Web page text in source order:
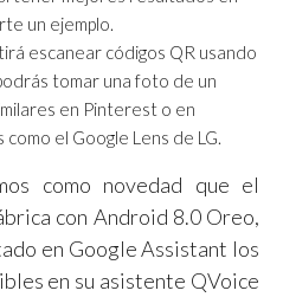
un ejemplo.
escanear códigos QR usando
tomar una foto de un
en Pinterest o en
como el Google Lens de LG.
como novedad que el
con Android 8.0 Oreo,
en Google Assistant los
en su asistente QVoice